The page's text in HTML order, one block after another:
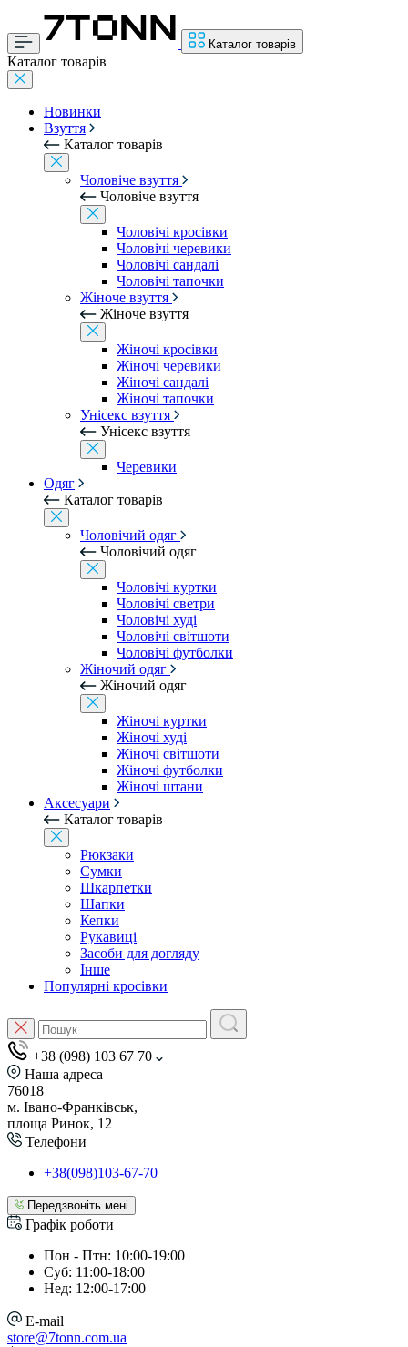
Каталог товарів
Каталог товарів
Новинки
Взуття
Каталог товарів
Чоловіче взуття
Чоловіче взуття
Чоловічі кросівки
Чоловічі черевики
Чоловічі сандалі
Чоловічі тапочки
Жіноче взуття
Жіноче взуття
Жіночі кросівки
Жіночі черевики
Жіночі сандалі
Жіночі тапочки
Унісекс взуття
Унісекс взуття
Черевики
Одяг
Каталог товарів
Чоловічий одяг
Чоловічий одяг
Чоловічі куртки
Чоловічі светри
Чоловічі худі
Чоловічі світшоти
Чоловічі футболки
Жіночий одяг
Жіночий одяг
Жіночі куртки
Жіночі худі
Жіночі світшоти
Жіночі футболки
Жіночі штани
Аксесуари
Каталог товарів
Рюкзаки
Сумки
Шкарпетки
Шапки
Кепки
Рукавиці
Засоби для догляду
Інше
Популярні кросівки
+38 (098) 103 67 70
Наша адреса
76018
м. Івано-Франківськ,
площа Ринок, 12
Телефони
+38(098)103-67-70
Передзвоніть мені
Графік роботи
Пон - Птн: 10:00-19:00
Суб: 11:00-18:00
Нед: 12:00-17:00
E-mail
store@7tonn.com.ua